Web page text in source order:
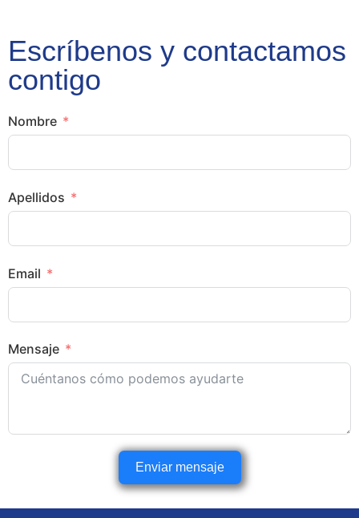
Escríbenos y contactamos
contigo
Nombre
Apellidos
Email
Mensaje
Enviar mensaje